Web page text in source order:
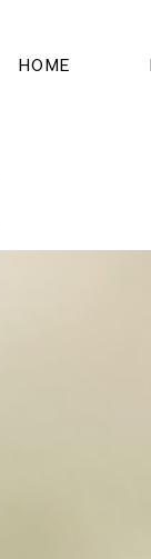
HOME